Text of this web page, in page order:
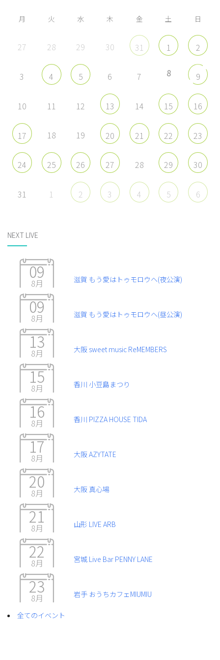
示 示
月 火 水 木 金 土 日
27 28 29 30 31 1 2
3 4 5 6 7 8 9
10 11 12 13 14 15 16
17 18 19 20 21 22 23
24 25 26 27 28 29 30
31 1 2 3 4 5 6
NEXT LIVE
09
8月 滋賀 もう愛はトゥモロウヘ(夜公演)
09
8月 滋賀 もう愛はトゥモロウヘ(昼公演)
13
8月 大阪 sweet music ReMEMBERS
15
8月 香川 小豆島まつり
16
8月 香川 PIZZA HOUSE TIDA
17
8月 大阪 AZYTATE
20
8月 大阪 真心場
21
8月 山形 LIVE ARB
22
8月 宮城 Live Bar PENNY LANE
23
8月 岩手 おうちカフェMIUMIU
全てのイベント